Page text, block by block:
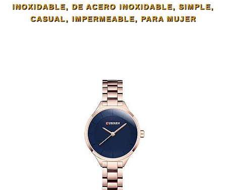
INOXIDABLE, DE ACERO INOXIDABLE, SIMPLE,
CASUAL, IMPERMEABLE, PARA MUJER